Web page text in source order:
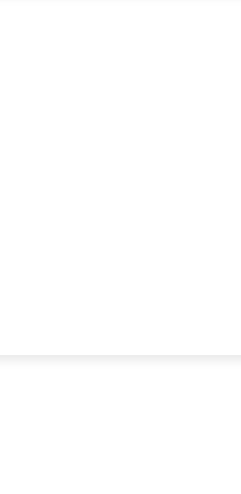
hơn 15 hypervisor bao gồm
gửi trực tiếp đến địa chỉ